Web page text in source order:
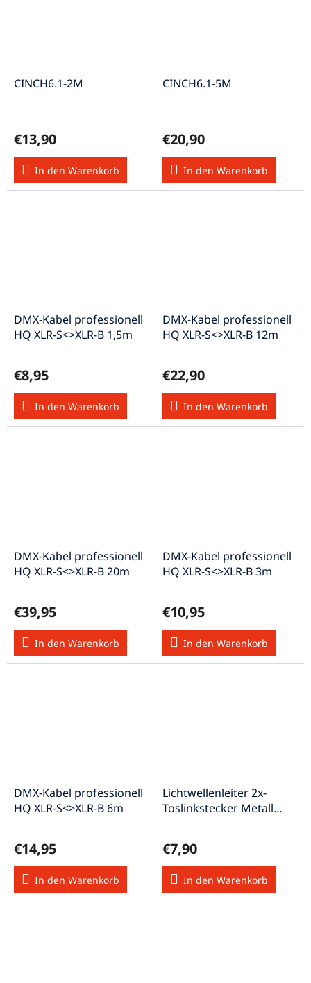
CINCH6.1-2M
€13,90
In den Warenkorb
CINCH6.1-5M
€20,90
In den Warenkorb
DMX-Kabel professionell
HQ XLR-S<>XLR-B 1,5m
€8,95
In den Warenkorb
DMX-Kabel professionell
HQ XLR-S<>XLR-B 12m
€22,90
In den Warenkorb
DMX-Kabel professionell
HQ XLR-S<>XLR-B 20m
€39,95
In den Warenkorb
DMX-Kabel professionell
HQ XLR-S<>XLR-B 3m
€10,95
In den Warenkorb
DMX-Kabel professionell
HQ XLR-S<>XLR-B 6m
€14,95
In den Warenkorb
Lichtwellenleiter 2x-
Toslinkstecker Metall
€7,90
In den Warenkorb